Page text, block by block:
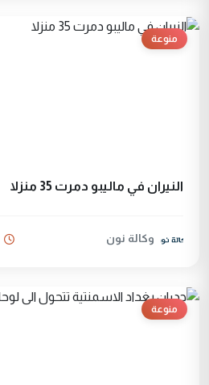
منوعة
النيران في ماليبو دمرت 35 منزلا
وكالة نون
منوعة